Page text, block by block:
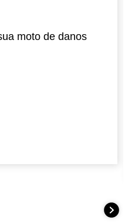
moto de danos